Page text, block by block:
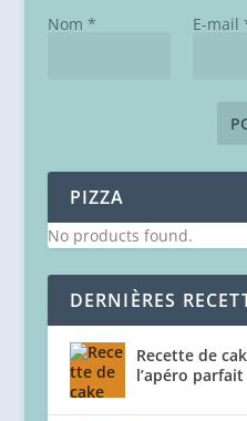
Nom * E-mail
PIZZA
No products found.
DERNIÈRES
Recette de
l’apéro parfait